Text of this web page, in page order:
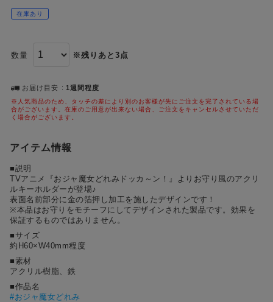
ズ
注
ー
ー
ド
2位 #ハイキュー!!
3位
在庫あり
数量 ※残りあと3点
お届け目安 1週間程度
※人気商品のため、タッチの差により別のお客様が先にご注文を完了されている場
合がございます。在庫のご用意が出来ない場合、ご注文をキャンセルさせていただ
く場合がございます。
アイテム情報
■説明
TVアニメ『おジャ魔女どれみドッカ～ン！』よりお守り風のアクリ
ルキーホルダーが登場♪
表面名前部分に金の箔押し加工を施したデザインです！
※本品はお守りをモチーフにしてデザインされた製品です。効果を
保証するものではありません。
■サイズ
約H60×W40mm程度
■素材
アクリル樹脂、鉄
■作品名
#おジャ魔女どれみ